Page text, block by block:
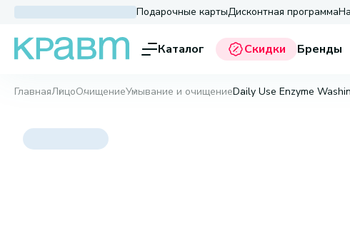
Подарочные картыДисконтная программа
Каталог Скидки Бренды
ГлавнаяЛицоОчищениеУмывание и очищениеDaily Use Enzyme